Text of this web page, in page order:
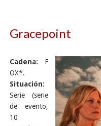
Gracepoint
Cadena: F
OX*.
Situación:
Serie (serie
de evento,
10